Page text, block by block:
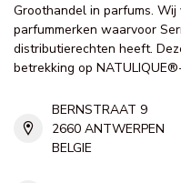
Groothandel in parfums.
parfummerken waarvoor
distributierechten heeft.
betrekking op
BERNSTRAAT 9
2660 ANTWERPEN
BELGIE